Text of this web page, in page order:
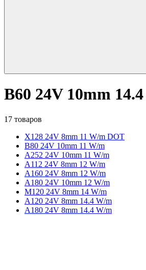
B60 24V 10mm
17 товаров
X128 24V 8mm 11 W/m DOT
B80 24V 10mm 11 W/m
A252 24V 10mm 11 W/m
A112 24V 8mm 12 W/m
A160 24V 8mm 12 W/m
A180 24V 10mm 12 W/m
M120 24V 8mm 14 W/m
A120 24V 8mm 14.4 W/m
A180 24V 8mm 14.4 W/m